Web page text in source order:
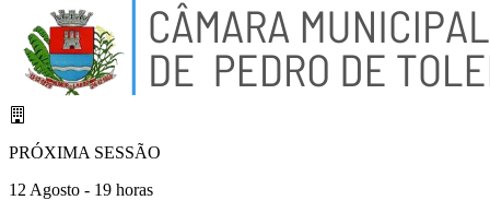
PRÓXIMA SESSÃO
12 Agosto - 19 horas